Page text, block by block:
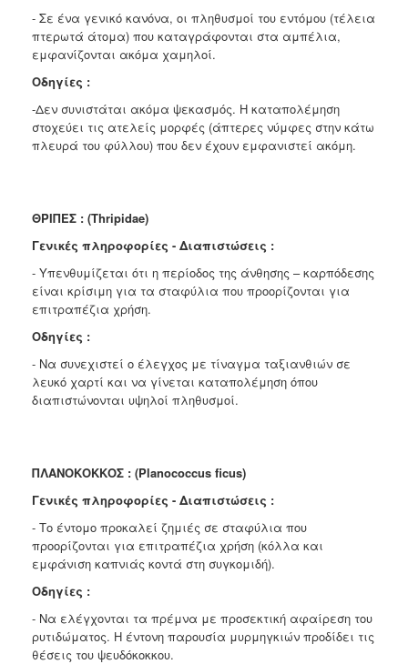
- Σε ένα γενικό κανόνα, οι πληθυσμοί του εντόμου (τέλεια
πτερωτά άτομα) που καταγράφονται στα αμπέλια,
εμφανίζονται ακόμα χαμηλοί.
Οδηγίες :
-Δεν συνιστάται ακόμα ψεκασμός. Η καταπολέμηση
στοχεύει τις ατελείς μορφές (άπτερες νύμφες στην κάτω
πλευρά του φύλλου) που δεν έχουν εμφανιστεί ακόμη.
ΘΡΙΠΕΣ : (Thripidae)
Γενικές πληροφορίες - Διαπιστώσεις :
- Υπενθυμίζεται ότι η περίοδος της άνθησης – καρπόδεσης
είναι κρίσιμη για τα σταφύλια που προορίζονται για
επιτραπέζια χρήση.
Οδηγίες :
- Να συνεχιστεί ο έλεγχος με τίναγμα ταξιανθιών σε
λευκό χαρτί και να γίνεται καταπολέμηση όπου
διαπιστώνονται υψηλοί πληθυσμοί.
ΠΛΑΝΟΚΟΚΚΟΣ : (Planococcus ficus)
Γενικές πληροφορίες - Διαπιστώσεις :
- Το έντομο προκαλεί ζημιές σε σταφύλια που
προορίζονται για επιτραπέζια χρήση (κόλλα και
εμφάνιση καπνιάς κοντά στη συγκομιδή).
Οδηγίες :
- Να ελέγχονται τα πρέμνα με προσεκτική αφαίρεση του
ρυτιδώματος. Η έντονη παρουσία μυρμηγκιών προδίδει τις
θέσεις του ψευδόκοκκου.